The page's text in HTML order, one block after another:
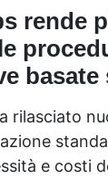
rende
rilasciato
e costi